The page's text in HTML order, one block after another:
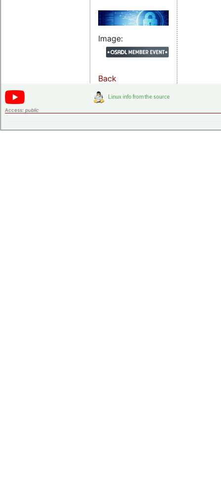
Image:
Back
Access: public